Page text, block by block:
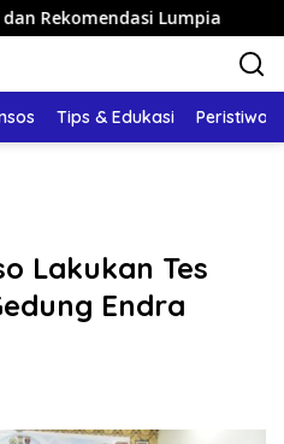
Lumpia Panduan
Tips & Edukasi Peristiwa
Lakukan Tes
Endra